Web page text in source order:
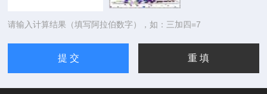
请输入计算结果（填写阿拉伯数字），如：三加四=7